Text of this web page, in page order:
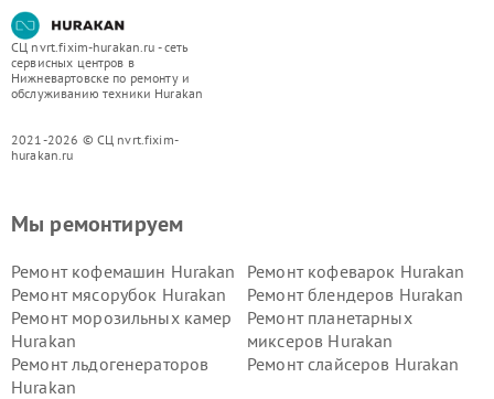
СЦ nvrt.fixim-hurakan.ru - сеть
сервисных центров в
Нижневартовске по ремонту и
обслуживанию техники Hurakan
2021-2026 © СЦ nvrt.fixim-
hurakan.ru
Мы ремонтируем
Ремонт кофемашин Hurakan
Ремонт кофеварок Hurakan
Ремонт мясорубок Hurakan
Ремонт блендеров Hurakan
Ремонт морозильных камер
Hurakan
Ремонт планетарных
миксеров Hurakan
Ремонт льдогенераторов
Hurakan
Ремонт слайсеров Hurakan